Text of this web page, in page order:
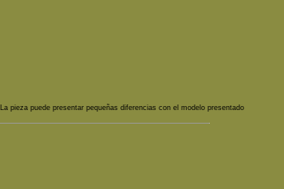
La pieza puede presentar pequeñas diferencias con el modelo presentado